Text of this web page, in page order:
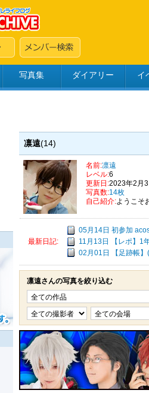
写真集 ダイアリー イ
凛遠(14)
名前:凛遠
レベル:6
更新日:2023年2月
写真数:14枚
自己紹介:ようこそ
最新日記:
05月14日 初参加
11月13日 【レポ】1
02月01日 【足跡帳】
凛遠さんの写真を絞り込む